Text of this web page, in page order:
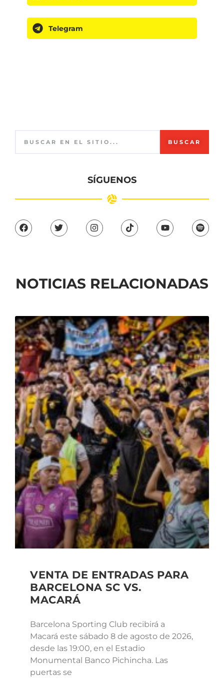
Telegram
BUSCAR
SÍGUENOS
NOTICIAS RELACIONADAS
VENTA DE ENTRADAS PARA
BARCELONA SC VS.
MACARÁ
Barcelona Sporting Club recibirá a
Macará este sábado 8 de agosto de 2026,
desde las 19:00, en el Estadio
Monumental Banco Pichincha. Las
puertas se